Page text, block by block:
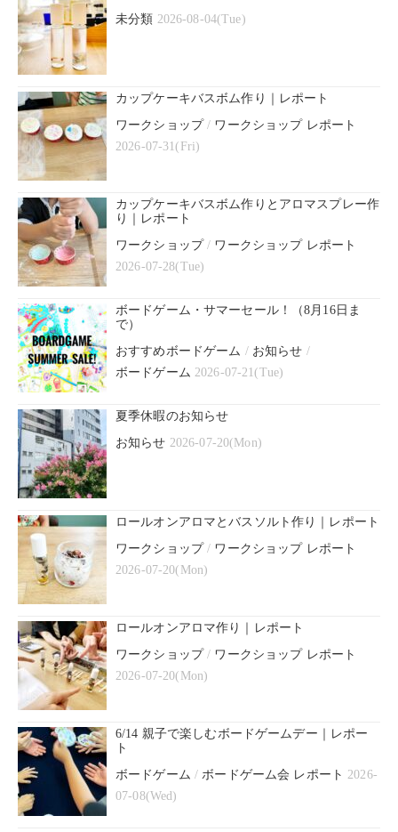
未分類 2026-08-04(Tue)
カップケーキバスボム作り｜レポート
ワークショップ/ ワークショップ レポート
2026-07-31(Fri)
カップケーキバスボム作りとアロマスプレー作
り｜レポート
ワークショップ/ ワークショップ レポート
2026-07-28(Tue)
ボードゲーム・サマーセール！（8月16日ま
で）
おすすめボードゲーム / お知らせ /
ボードゲーム 2026-07-21(Tue)
夏季休暇のお知らせ
お知らせ 2026-07-20(Mon)
ロールオンアロマとバスソルト作り｜レポート
ワークショップ/ ワークショップ レポート
2026-07-20(Mon)
ロールオンアロマ作り｜レポート
ワークショップ/ ワークショップ レポート
2026-07-20(Mon)
6/14 親子で楽しむボードゲームデー｜レポー
ト
ボードゲーム /ボードゲーム会 レポート 2026-
07-08(Wed)